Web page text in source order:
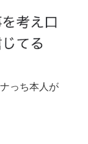
っち本人が